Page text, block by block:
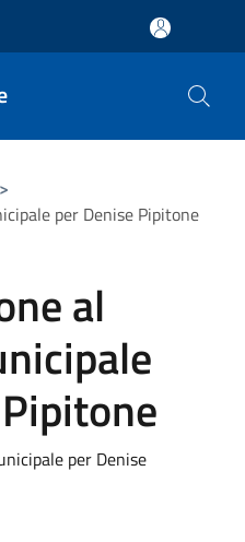
>
per Denise Pipitone
al
per Denise